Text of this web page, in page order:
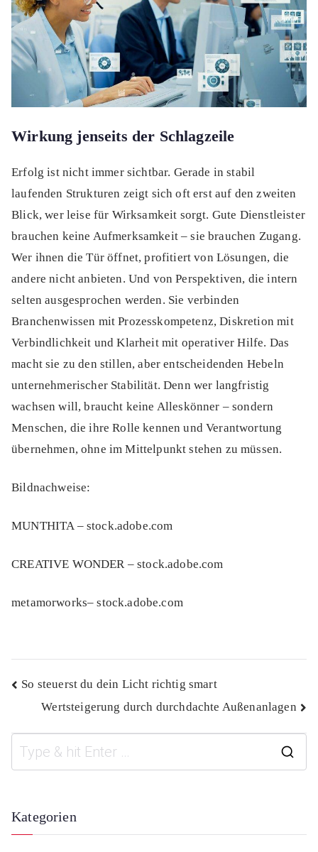
Wirkung jenseits der Schlagzeile
Erfolg ist nicht immer sichtbar. Gerade in stabil
laufenden Strukturen zeigt sich oft erst auf den zweiten
Blick, wer leise für Wirksamkeit sorgt. Gute Dienstleister
brauchen keine Aufmerksamkeit – sie brauchen Zugang.
Wer ihnen die Tür öffnet, profitiert von Lösungen, die
andere nicht anbieten. Und von Perspektiven, die intern
selten ausgesprochen werden. Sie verbinden
Branchenwissen mit Prozesskompetenz, Diskretion mit
Verbindlichkeit und Klarheit mit operativer Hilfe. Das
macht sie zu den stillen, aber entscheidenden Hebeln
unternehmerischer Stabilität. Denn wer langfristig
wachsen will, braucht keine Alleskönner – sondern
Menschen, die ihre Rolle kennen und Verantwortung
übernehmen, ohne im Mittelpunkt stehen zu müssen.
Bildnachweise:
MUNTHITA – stock.adobe.com
CREATIVE WONDER – stock.adobe.com
metamorworks– stock.adobe.com
Beitragsnavigation
So steuerst du dein Licht richtig smart
Wertsteigerung durch durchdachte Außenanlagen
r
Kategorien